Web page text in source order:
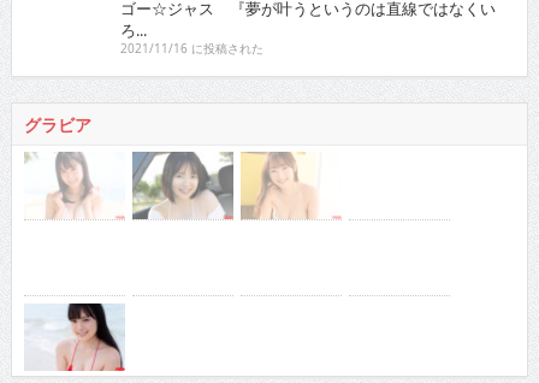
ゴー☆ジャス 『夢が叶うというのは直線ではなくい
ろ...
2021/11/16 に投稿された
グラビア